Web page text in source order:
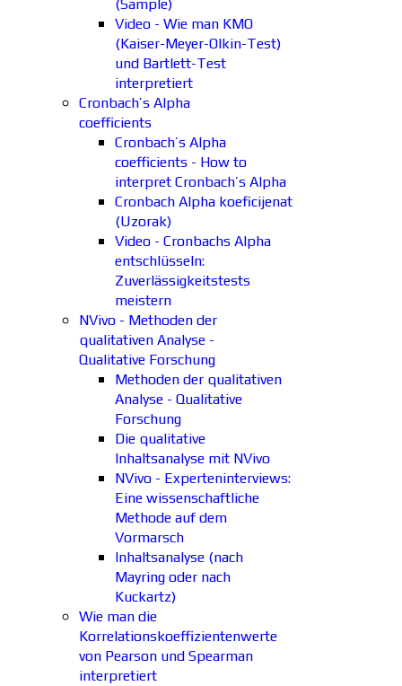
(Sample)
Video - Wie man KMO
(Kaiser-Meyer-Olkin-Test)
und Bartlett-Test
interpretiert
Cronbach’s Alpha
coefficients
Cronbach’s Alpha
coefficients - How to
interpret Cronbach’s Alpha
Cronbach Alpha koeficijenat
(Uzorak)
Video - Cronbachs Alpha
entschlüsseln:
Zuverlässigkeitstests
meistern
NVivo - Methoden der
qualitativen Analyse -
Qualitative Forschung
Methoden der qualitativen
Analyse - Qualitative
Forschung
Die qualitative
Inhaltsanalyse mit NVivo
NVivo - Experteninterviews:
Eine wissenschaftliche
Methode auf dem
Vormarsch
Inhaltsanalyse (nach
Mayring oder nach
Kuckartz)
Wie man die
Korrelationskoeffizientenwerte
von Pearson und Spearman
interpretiert